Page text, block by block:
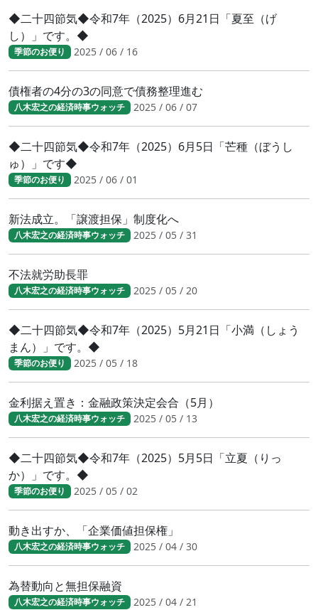
◆二十四節気◆令和7年（2025）6月21日「夏至（げ
し）」です。◆
季節のお便り 2025 / 06 / 16
債権者の4分の3の同意で債務整理進む
八木宏之の経済時事ウォッチ 2025 / 06 / 07
◆二十四節気◆令和7年（2025）6月5日「芒種（ぼうし
ゅ）」です◆
季節のお便り 2025 / 06 / 01
新法成立。「譲渡担保」制度化へ
八木宏之の経済時事ウォッチ 2025 / 05 / 31
不法就労助長罪
八木宏之の経済時事ウォッチ 2025 / 05 / 20
◆二十四節気◆令和7年（2025）5月21日「小満（しょう
まん）」です。◆
季節のお便り 2025 / 05 / 18
金利据え置き：金融政策決定会合（5月）
八木宏之の経済時事ウォッチ 2025 / 05 / 13
◆二十四節気◆令和7年（2025）5月5日「立夏（りっ
か）」です。◆
季節のお便り 2025 / 05 / 02
動き出すか、「企業価値担保権」
八木宏之の経済時事ウォッチ 2025 / 04 / 30
為替動向と無担保融資
八木宏之の経済時事ウォッチ 2025 / 04 / 21